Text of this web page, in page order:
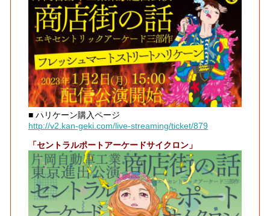
■ ハリケーン購入ページ
http://v2.kan-geki.com/live-streaming/ticket/879
「セントラルポートアーケードサイクロン」